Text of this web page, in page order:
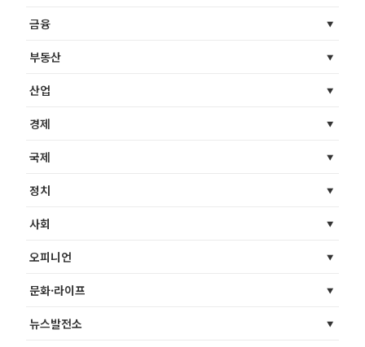
금융
부동산
산업
경제
국제
정치
사회
오피니언
문화·라이프
뉴스발전소